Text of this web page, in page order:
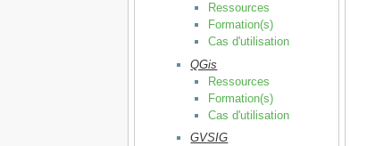
Ressources
Formation(s)
Cas d'utilisation
QGis
Ressources
Formation(s)
Cas d'utilisation
GVSIG